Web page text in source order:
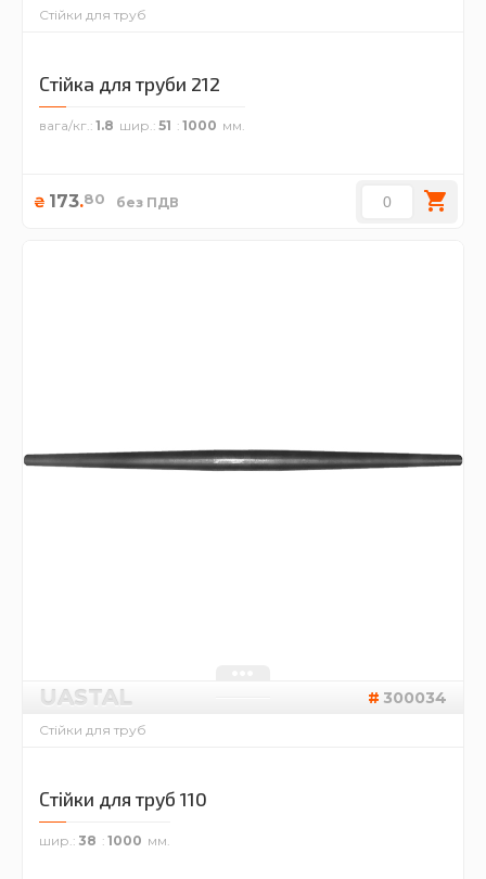
Стійки для труб
Стійка для труби 212
вага/кг. 1.8 шир. 51 1000
₴ 173.80 без ПДВ
UASTAL 300034
Стійки для труб
Стійки для труб 110
шир. 38 1000